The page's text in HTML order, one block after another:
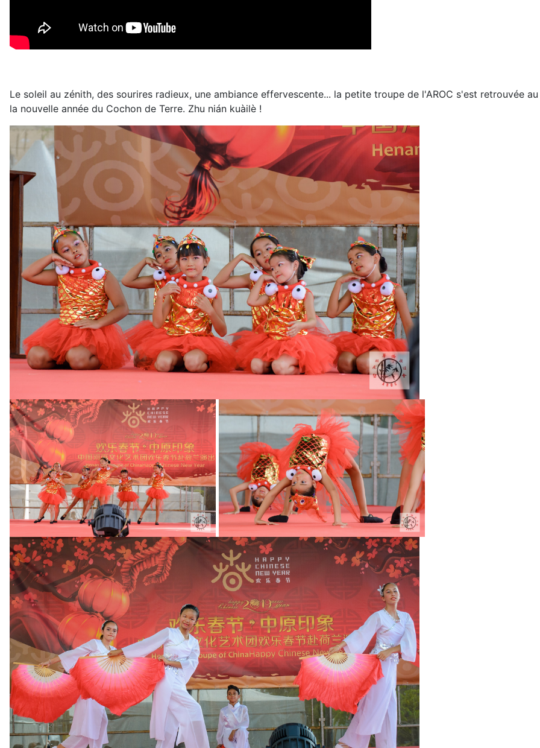
Le soleil au zénith, des sourires radieux, une ambiance effervescente... la petite troupe de l'AROC s'est retrouvée
la nouvelle année du Cochon de Terre. Zhu nián kuàilè !